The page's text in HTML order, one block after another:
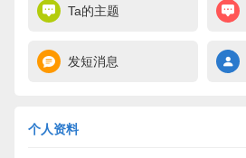
Ta的主题
发短消息
个人资料